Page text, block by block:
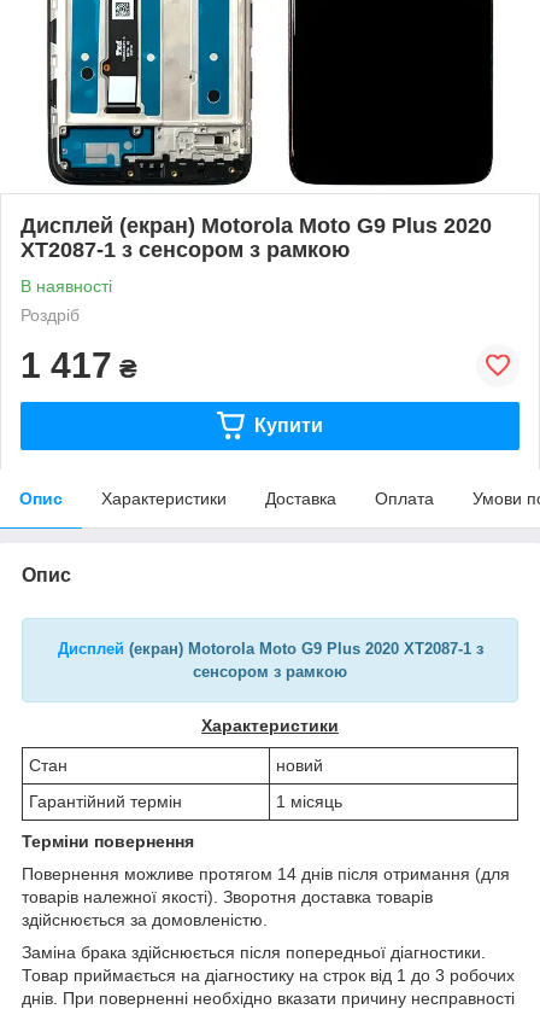
Дисплей (екран) Motorola Moto G9 Plus 2020
XT2087-1 з сенсором з рамкою
В наявності
Роздріб
1 417 ₴
Купити
Опис Характеристики Доставка Оплата Умови
Опис
Дисплей (екран) Motorola Moto G9 Plus 2020 XT2087-1 з
сенсором з рамкою
Характеристики
Стан
новий
Гарантійний термін
1 місяць
Терміни повернення
Повернення можливе протягом 14 днів після отримання (для
товарів належної якості). Зворотня доставка товарів
здійснюється за домовленістю.
Заміна брака здійснюється після попередньої діагностики.
Товар приймається на діагностику на строк від 1 до 3 робочих
днів. При поверненні необхідно вказати причину несправності